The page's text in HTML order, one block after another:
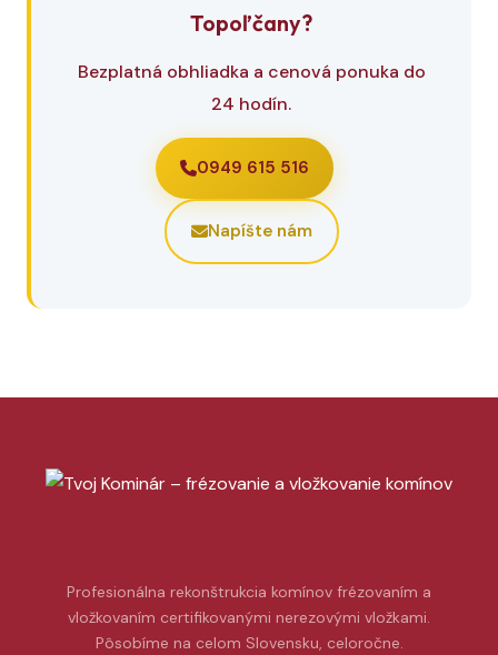
Topoľčany?
Bezplatná obhliadka a cenová ponuka do
24 hodín.
0949 615 516
Napíšte nám
Profesionálna rekonštrukcia komínov frézovaním a
vložkovaním certifikovanými nerezovými vložkami.
Pôsobíme na celom Slovensku, celoročne.